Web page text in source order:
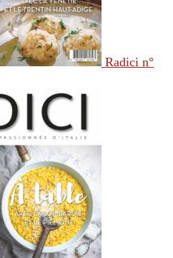
Radici n°